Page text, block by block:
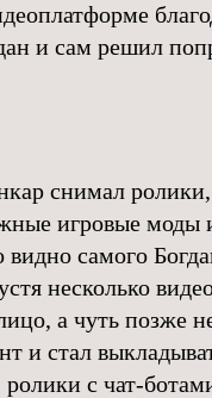
и сам решил
снимал ролики,
игровые моды
видно самого
несколько
а чуть позже
и стал
ролики с чат-